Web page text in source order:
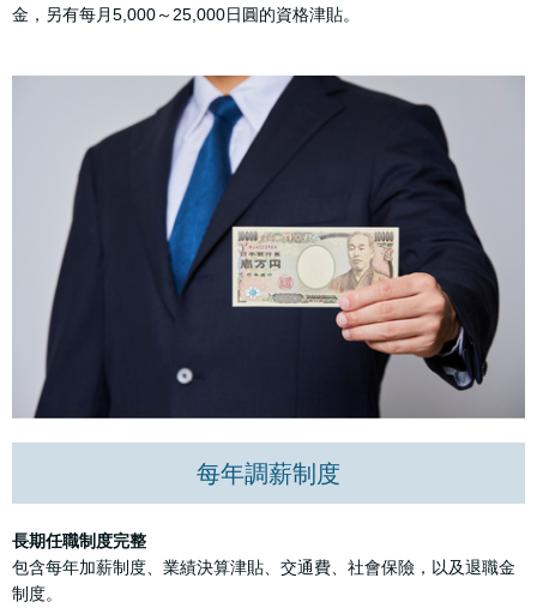
金，另有每月5,000～25,000日圓的資格津貼。
每年調薪制度
長期任職制度完整
包含每年加薪制度、業績決算津貼、交通費、社會保險，以及退職金
制度。